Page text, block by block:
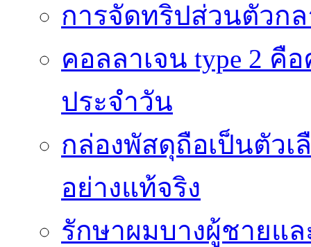
การจัดทริปส่วนตัวก
คอลลาเจน type 2
ประจำวัน
กล่องพัสดุถือเป็นตัว
อย่างแท้จริง
รักษาผมบางผู้ชายแ